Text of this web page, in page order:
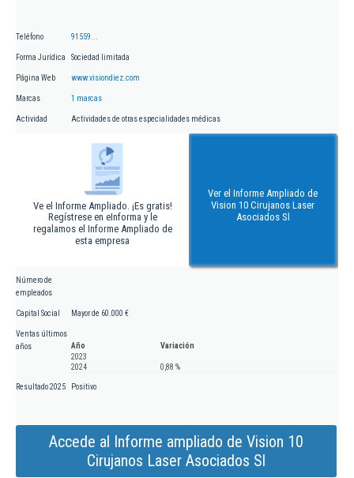
Teléfono 91559...
Forma Jurídica Sociedad limitada
Página Web www.visiondiez.com
Marcas 1 marcas
Actividad Actividades de otras especialidades médicas
Ve el Informe Ampliado. ¡Es gratis!
Regístrese en eInforma y le
regalamos el Informe Ampliado de
esta empresa
Ver el Informe Ampliado de
Vision 10 Cirujanos Laser
Asociados Sl
Número de
empleados
Capital Social Mayor de 60.000 €
Ventas últimos
años
Año
Variación
2023
2024
0,88 %
Resultado 2025 Positivo
Accede al Informe ampliado de Vision 10
Cirujanos Laser Asociados Sl